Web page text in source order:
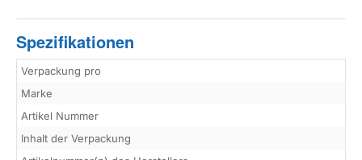
Spezifikationen
Verpackung pro
Marke
Artikel Nummer
Inhalt der Verpackung